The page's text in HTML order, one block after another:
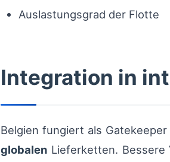
Auslastungsgrad der Flotte
Integration in
Belgien fungiert als
globalen Lieferketten.